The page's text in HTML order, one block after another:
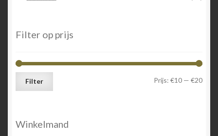
Filter op prijs
Min.
Max.
Filter Prijs: €10 — €20
Winkelmand